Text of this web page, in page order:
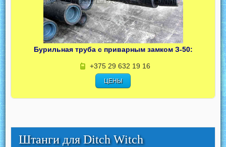
Бурильная труба с приварным замком З-50:
+375 29 632 19 16
ЦЕНЫ
Штанги для Ditch Witch